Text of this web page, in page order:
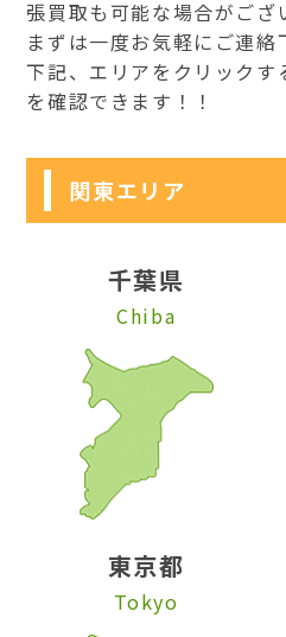
張買取も可能な場合がござ
まずは一度お気軽にご連絡
下記、エリアをクリックす
を確認できます！！
関東エリア
千葉県
Chiba
東京都
Tokyo